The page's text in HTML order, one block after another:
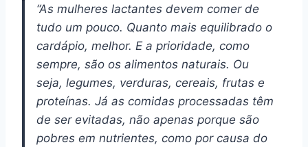
“As mulheres lactantes devem comer de
tudo um pouco. Quanto mais equilibrado o
cardápio, melhor. E a prioridade, como
sempre, são os alimentos naturais. Ou
seja, legumes, verduras, cereais, frutas e
proteínas. Já as comidas processadas têm
de ser evitadas, não apenas porque são
pobres em nutrientes, como por causa do